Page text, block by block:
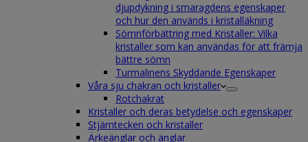
djupdykning i smaragdens egenskaper
och hur den används i kristalläkning
Sömnförbättring med Kristaller: Vilka
kristaller som kan användas för att främja
bättre sömn
Turmalinens Skyddande Egenskaper
Våra sju chakran och kristaller
Rotchakrat
Kristaller och deras betydelse och egenskaper
Stjärntecken och kristaller
Ärkeänglar och änglar